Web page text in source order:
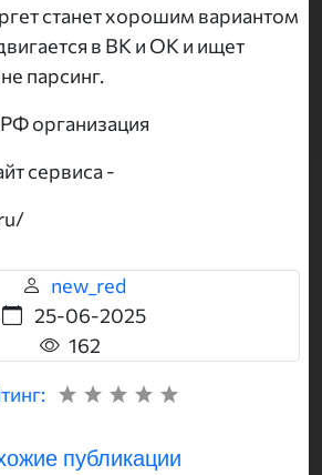
станет хорошим вариантом
в ВК и ОК и ищет
парсинг.
организация
сервиса -
new_red
25-06-2025
162
публикации